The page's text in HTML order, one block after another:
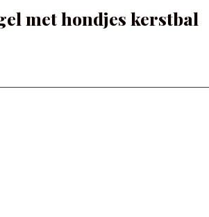
met hondjes kerstbal